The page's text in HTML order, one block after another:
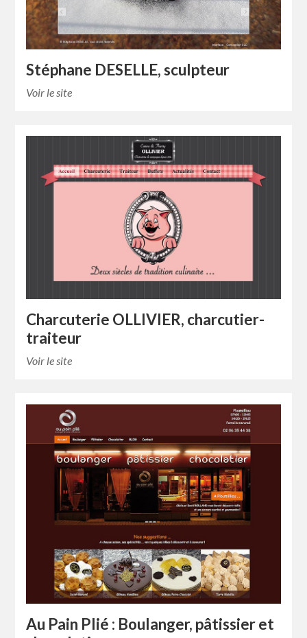
Stéphane DESELLE, sculpteur
Voir le site
Charcuterie OLLIVIER, charcutier-
traiteur
Voir le site
Au Pain Plié : Boulanger, pâtissier et